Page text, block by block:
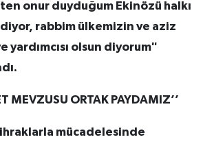
onur duyduğum Ekinözü halkı
rabbim ülkemizin ve aziz
yardımcısı olsun diyorum"
MEVZUSU ORTAK PAYDAMIZ’’
mücadelesinde